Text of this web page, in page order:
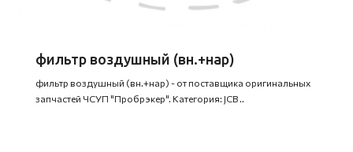
фильтр воздушный (вн.+нар)
фильтр воздушный (вн.+нар) - от поставщика оригинальных
запчастей ЧСУП "Пробрэкер". Категория: JCB ..